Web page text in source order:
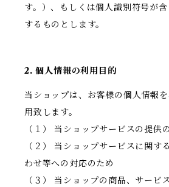
す。）、もしくは個人識別符号が
するものとします。
2. 個人情報の利用目的
当ショップは、お客様の個人情報
用致します。
（１） 当ショップサービスの提供
（２） 当ショップサービスに関す
わせ等への対応のため
（３） 当ショップの商品、サービ